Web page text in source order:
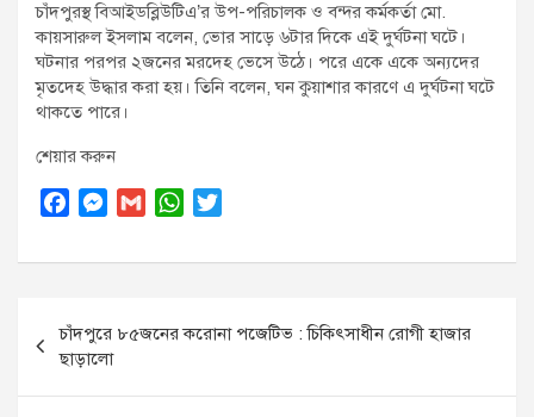
চাঁদপুরস্থ বিআইডব্লিউটিএ’র উপ-পরিচালক ও বন্দর কর্মকর্তা মো.
কায়সারুল ইসলাম বলেন, ভোর সাড়ে ৬টার দিকে এই দুর্ঘটনা ঘটে।
ঘটনার পরপর ২জনের মরদেহ ভেসে উঠে। পরে একে একে অন্যদের
মৃতদেহ উদ্ধার করা হয়। তিনি বলেন, ঘন কুয়াশার কারণে এ দুর্ঘটনা ঘটে
থাকতে পারে।
শেয়ার করুন
c
o
o
k
M
s
n
e
G
a
W
a
A
p
i
e
Post
navigation
চাঁদপুরে ৮৫জনের করোনা পজেটিভ : চিকিৎসাধীন রোগী হাজার
ছাড়ালো